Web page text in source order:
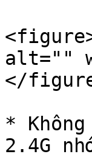
alt=""
</
*
2.4G